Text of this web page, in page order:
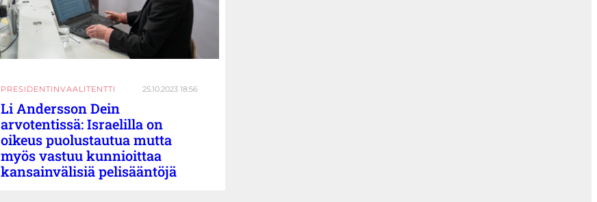
PRESIDENTINVAALITENTTI 25.10.2023 18:56
Li Andersson Dein
arvotentissä: Israelilla on
oikeus puolustautua mutta
myös vastuu kunnioittaa
kansainvälisiä pelisääntöjä